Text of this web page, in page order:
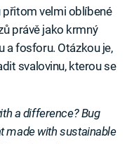
přitom velmi oblíbené
právě jako krmný
a fosforu. Otázkou je,
svalovinu, kterou se
a difference? Bug
made with sustainable